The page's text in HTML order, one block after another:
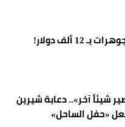
12 ألف دولار!
شيئاً آخر».. دعابة شيرين
«حفل الساحل»